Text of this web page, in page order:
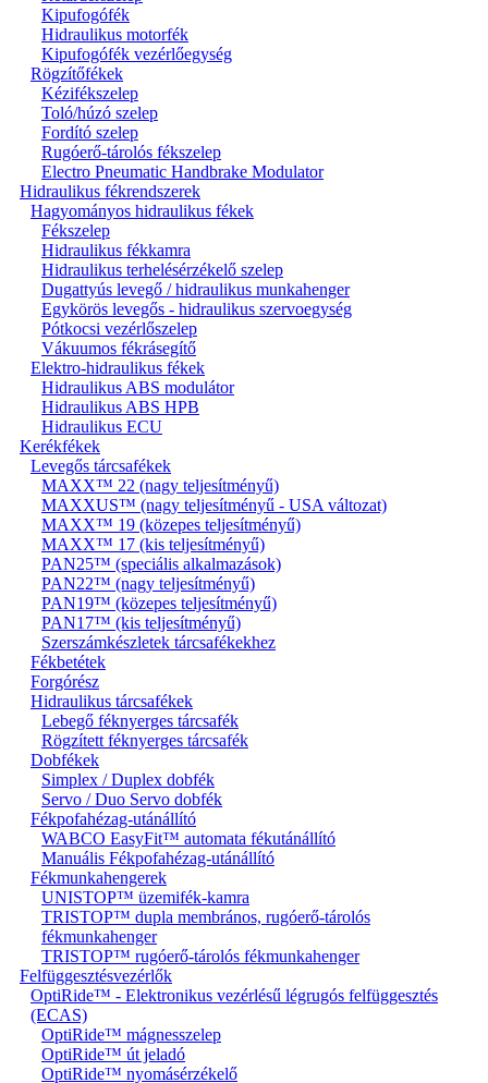
Kipufogófék
Hidraulikus motorfék
Kipufogófék vezérlőegység
Rögzítőfékek
Kézifékszelep
Toló/húzó szelep
Fordító szelep
Rugóerő-tárolós fékszelep
Electro Pneumatic Handbrake Modulator
Hidraulikus fékrendszerek
Hagyományos hidraulikus fékek
Fékszelep
Hidraulikus fékkamra
Hidraulikus terhelésérzékelő szelep
Dugattyús levegő / hidraulikus munkahenger
Egykörös levegős - hidraulikus szervoegység
Pótkocsi vezérlőszelep
Vákuumos fékrásegítő
Elektro-hidraulikus fékek
Hidraulikus ABS modulátor
Hidraulikus ABS HPB
Hidraulikus ECU
Kerékfékek
Levegős tárcsafékek
MAXX™ 22 (nagy teljesítményű)
MAXXUS™ (nagy teljesítményű - USA változat)
MAXX™ 19 (közepes teljesítményű)
MAXX™ 17 (kis teljesítményű)
PAN25™ (speciális alkalmazások)
PAN22™ (nagy teljesítményű)
PAN19™ (közepes teljesítményű)
PAN17™ (kis teljesítményű)
Szerszámkészletek tárcsafékekhez
Fékbetétek
Forgórész
Hidraulikus tárcsafékek
Lebegő féknyerges tárcsafék
Rögzített féknyerges tárcsafék
Dobfékek
Simplex / Duplex dobfék
Servo / Duo Servo dobfék
Fékpofahézag-utánállító
WABCO EasyFit™ automata fékutánállító
Manuális Fékpofahézag-utánállító
Fékmunkahengerek
UNISTOP™ üzemifék-kamra
TRISTOP™ dupla membrános, rugóerő-tárolós
fékmunkahenger
TRISTOP™ rugóerő-tárolós fékmunkahenger
Felfüggesztésvezérlők
OptiRide™ - Elektronikus vezérlésű légrugós felfüggesztés
(ECAS)
OptiRide™ mágnesszelep
OptiRide™ út jeladó
OptiRide™ nyomásérzékelő